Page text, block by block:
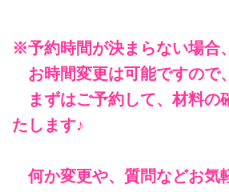
※予約時間が決まらない場合、
お時間変更は可能ですので、
まずはご予約して、材料の
たします♪
何か変更や、質問などお気